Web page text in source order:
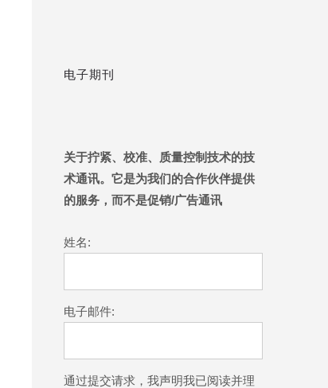
电子期刊
关于拧紧、校准、质量控制技术的技
术通讯。它是为我们的合作伙伴提供
的服务，而不是促销/广告通讯
姓名:
电子邮件:
通过提交请求，我声明我已阅读并理